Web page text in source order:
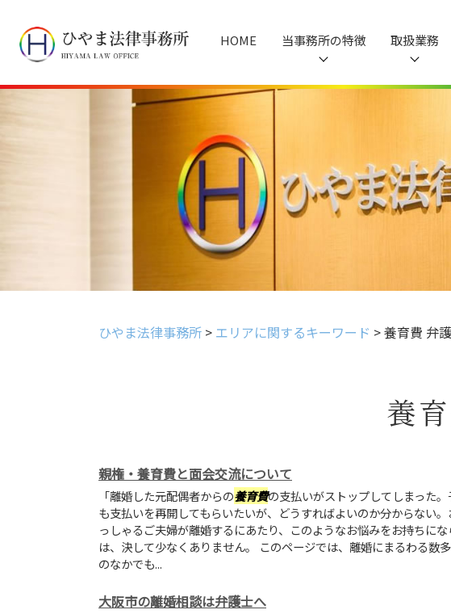
HOME 当事務所の特徴 取扱業務
ひやま法律事務所 > エリアに関するキーワード >養育費 弁
養
親権・養育費と面会交流について
「離婚した元配偶者からの養育費の支払いがストップしてしまった
も支払いを再開してもらいたいが、どうすればよいのか分からない
っしゃるご夫婦が離婚するにあたり、このようなお悩みをお持ちに
は、決して少なくありません。 このページでは、離婚にまるわる数
のなかでも...
大阪市の離婚相談は弁護士へ